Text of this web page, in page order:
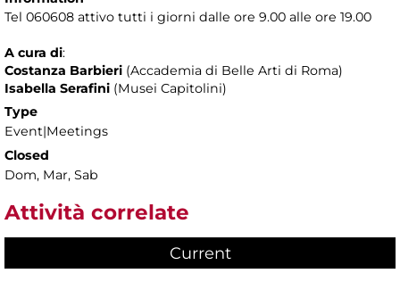
Tel 060608 attivo tutti i giorni dalle ore 9.00 alle ore 19.00
A cura di:
Costanza Barbieri (Accademia di Belle Arti di Roma)
Isabella Serafini (Musei Capitolini)
Type
Event|Meetings
Closed
Dom, Mar, Sab
Attività correlate
Current(active tab)